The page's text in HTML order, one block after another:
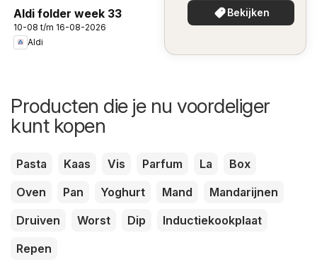
Aldi folder week 33
10-08 t/m 16-08-2026
Aldi
Bekijken
Producten die je nu voordeliger
kunt kopen
Pasta Kaas Vis Parfum La
Box
Oven
Pan Yoghurt Mand
Mandarijnen
Druiven
Worst Dip
Inductiekookplaat
Repen